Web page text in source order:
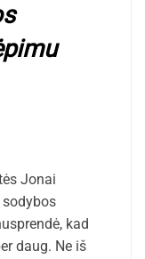
Jonai
kad
daug. Ne iš